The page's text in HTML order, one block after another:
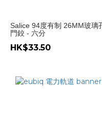
Salice 94度有制 26MM玻璃
門鉸 - 六分
HK$33.50